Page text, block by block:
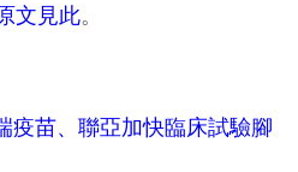
文見此。
疫苗、聯亞加快臨床試驗腳